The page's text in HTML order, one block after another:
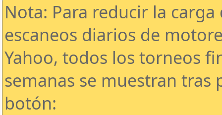
Nota: Para reducir la
escaneos diarios de
Yahoo, todos los torneos
semanas se muestran tras
botón: